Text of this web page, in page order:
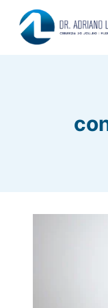
para